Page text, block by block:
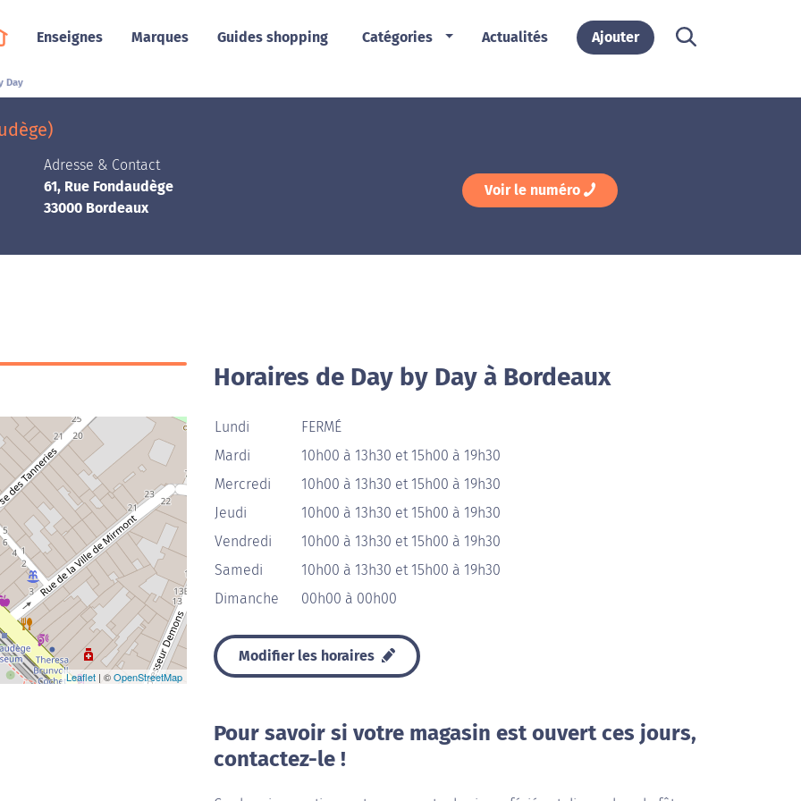
Enseignes Marques Guides shopping Catégories Actualités Ajouter
Day
Adresse & Contact
61, Rue Fondaudège
33000 Bordeaux
Voir le numéro
Leaflet | ©OpenStreetMap
Horaires de Day by Day à Bordeaux
Lundi
FERMÉ
Mardi
10h00 à 13h30 et 15h00 à 19h30
Mercredi
10h00 à 13h30 et 15h00 à 19h30
Jeudi
10h00 à 13h30 et 15h00 à 19h30
Vendredi
10h00 à 13h30 et 15h00 à 19h30
Samedi
10h00 à 13h30 et 15h00 à 19h30
Dimanche
00h00 à 00h00
Modifier les horaires
Pour savoir si votre magasin est ouvert ces jours,
contactez-le !